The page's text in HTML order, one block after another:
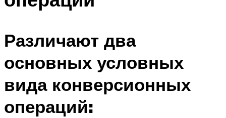
Различают два
основных условных
вида конверсионных
операций: